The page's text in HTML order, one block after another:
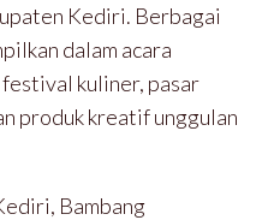
Kediri. Berbagai
dalam acara
kuliner, pasar
produk kreatif unggulan
Bambang